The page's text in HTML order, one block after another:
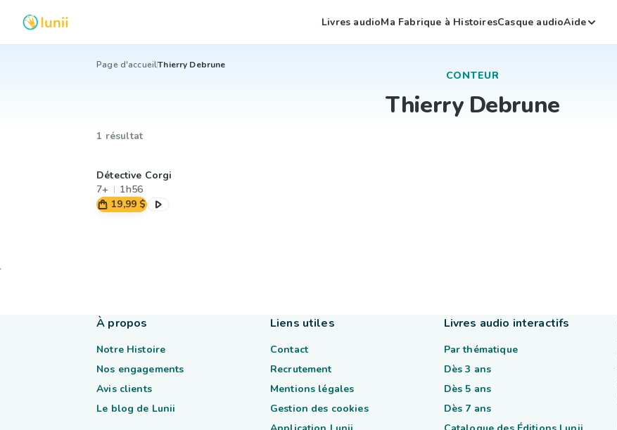
Livres audioMa Fabrique à HistoiresCasque audioAide
Page d'accueilThierry Debrune
CONTEUR
Thierry Debrune
1 résultat
Détective Corgi
7+
1h56
19,99 $
À propos
Notre Histoire
Nos engagements
Avis clients
Le blog de Lunii
Liens utiles
Contact
Recrutement
Mentions légales
Gestion des cookies
Livres audio interactifs
Par thématique
Dès 3 ans
Dès 5 ans
Dès 7 ans